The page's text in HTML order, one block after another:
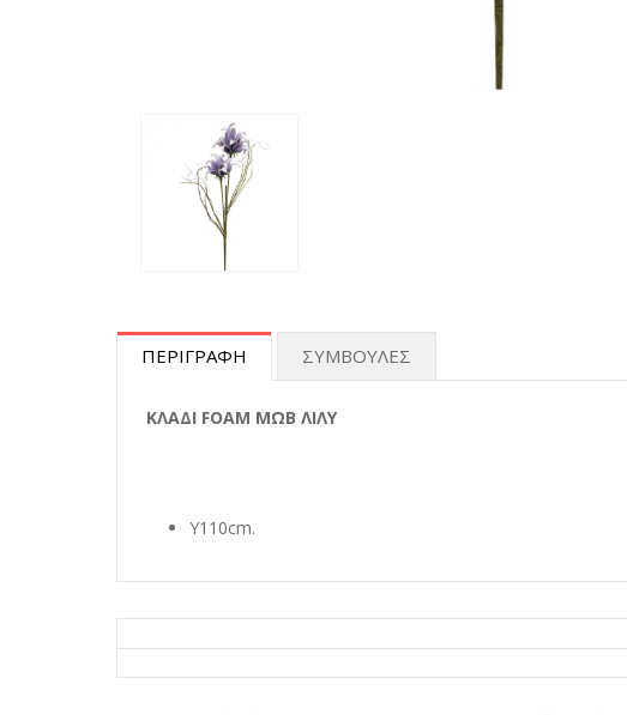
ΠΕΡΙΓΡΑΦΗ ΣΥΜΒΟΥΛΕΣ
ΚΛΑΔΙ FOAM ΜΩΒ ΛΙΛΥ
Y110cm.